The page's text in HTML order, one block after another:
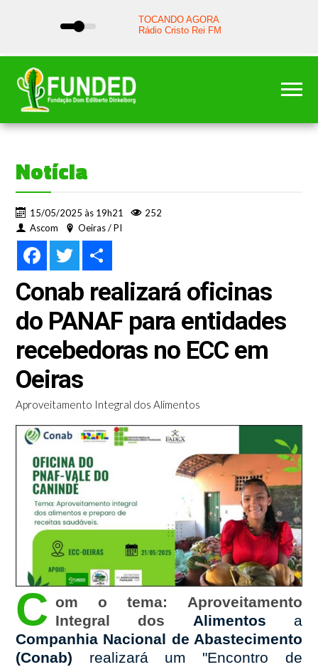
Notícia
15/05/2025 às 19h21
252
Ascom
Oeiras / PI
FacebookTwitter
Conab realizará oficinas
do PANAF para entidades
recebedoras no ECC em
Oeiras
Aproveitamento Integral dos Alimentos
C om o tema:
Aproveitamento
Integral dos Alimentos a
Companhia Nacional de Abastecimento
(Conab) realizará um "Encontro de